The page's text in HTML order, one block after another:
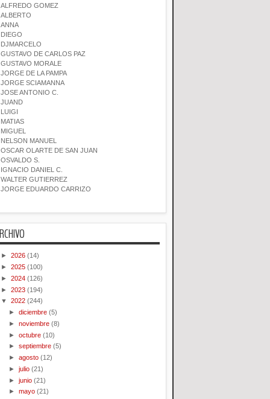
ALFREDO GOMEZ
ALBERTO
ANNA
DIEGO
DJMARCELO
GUSTAVO DE CARLOS PAZ
GUSTAVO MORALE
JORGE DE LA PAMPA
JORGE SCIAMANNA
JOSE ANTONIO C.
JUAND
LUIGI
MATIAS
MIGUEL
NELSON MANUEL
OSCAR OLARTE DE SAN JUAN
OSVALDO S.
IGNACIO DANIEL C.
WALTER GUTIERREZ
JORGE EDUARDO CARRIZO
► 2026 (14)
► 2025 (100)
► 2024 (126)
► 2023 (194)
▼ 2022 (244)
►diciembre (5)
►noviembre (8)
►octubre (10)
►septiembre (5)
►agosto (12)
►julio (21)
►junio (21)
►mayo (21)